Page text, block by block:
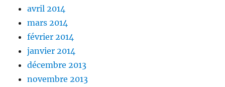
avril 2014
mars 2014
février 2014
janvier 2014
décembre 2013
novembre 2013